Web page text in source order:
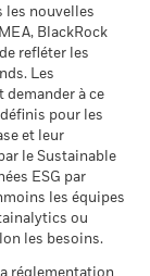
la hausse ou à
de perte si
soient
la valeur
des titres
telle qu'elle
et les
les
du
tel que défini
les nouvelles
BlackRock
refléter les
Les
demander à ce
pour les
et leur
le Sustainable
ESG par
les équipes
ou
les besoins.